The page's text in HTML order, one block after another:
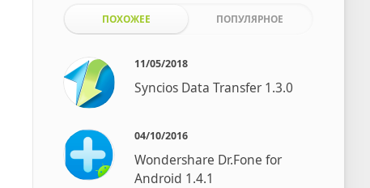
ПОХОЖЕЕ ПОПУЛЯРНОЕ
11/05/2018
Syncios Data Transfer 1.3.0
04/10/2016
Wondershare Dr.Fone for
Android 1.4.1